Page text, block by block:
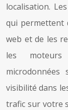
localisation.
qui permettent
web et de les
les moteurs
visibilité dans
trafic sur votre